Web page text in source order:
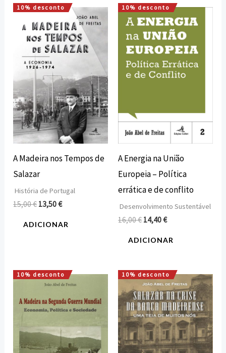
10% desconto
A Madeira nos Tempos de
Salazar
História de Portugal
15,00€
O
preço
original
era:
15,00 €.
13,50€
O
preço
atual
é:
13,50 €.
ADICIONAR
10% desconto
A Energia na União
Europeia – Política
errática e de conflito
Desenvolvimento Sustentável
16,00€
O
preço
original
era:
16,00 €.
14,40€
O
preço
atual
é:
14,40 €.
ADICIONAR
10% desconto
O
preço
original
era:
O
preço
atual
é:
10% desconto
O
preço
original
era:
15,00 €.
O
preço
atual
é:
13,50 €.